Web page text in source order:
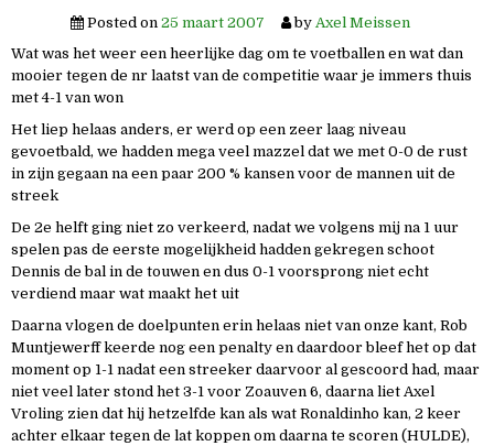
Posted on 25 maart 2007 by Axel Meissen
Wat was het weer een heerlijke dag om te voetballen en wat dan
mooier tegen de nr laatst van de competitie waar je immers thuis
met 4-1 van won
Het liep helaas anders, er werd op een zeer laag niveau
gevoetbald, we hadden mega veel mazzel dat we met 0-0 de rust
in zijn gegaan na een paar 200 % kansen voor de mannen uit de
streek
De 2e helft ging niet zo verkeerd, nadat we volgens mij na 1 uur
spelen pas de eerste mogelijkheid hadden gekregen schoot
Dennis de bal in de touwen en dus 0-1 voorsprong niet echt
verdiend maar wat maakt het uit
Daarna vlogen de doelpunten erin helaas niet van onze kant, Rob
Muntjewerff keerde nog een penalty en daardoor bleef het op dat
moment op 1-1 nadat een streeker daarvoor al gescoord had, maar
niet veel later stond het 3-1 voor Zoauven 6, daarna liet Axel
Vroling zien dat hij hetzelfde kan als wat Ronaldinho kan, 2 keer
achter elkaar tegen de lat koppen om daarna te scoren (HULDE),